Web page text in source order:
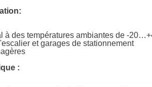
à des températures ambiantes de -
et garages de stationnement
: